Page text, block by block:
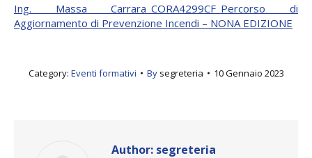
Ing. Massa Carrara_CORA4299CF_Percorso di
Aggiornamento di Prevenzione Incendi – NONA EDIZIONE
Category: Eventi formativi By segreteria 10 Gennaio 2023
Author: segreteria